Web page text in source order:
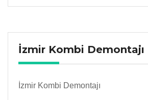
İzmir Kombi Demontajı
İzmir Kombi Demontajı